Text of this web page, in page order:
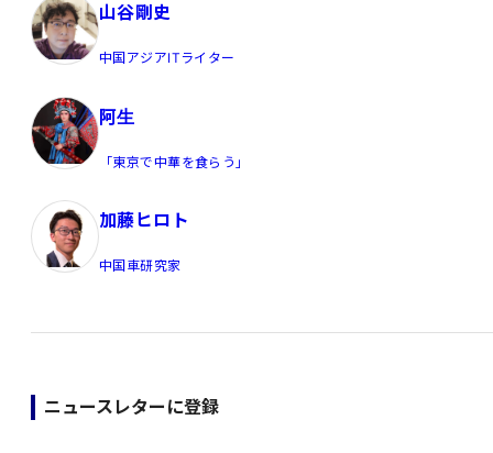
山谷剛史
中国アジアITライター
阿生
「東京で中華を食らう」
加藤ヒロト
中国車研究家
ニュースレターに登録